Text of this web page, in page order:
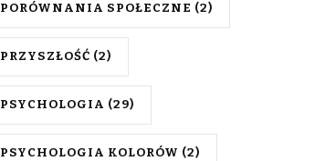
PORÓWNANIA SPOŁECZNE (2)
PRZYSZŁOŚĆ (2)
PSYCHOLOGIA (29)
PSYCHOLOGIA KOLORÓW (2)